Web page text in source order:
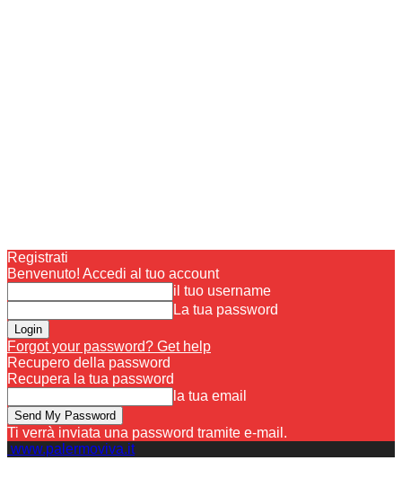
Registrati
Benvenuto! Accedi al tuo account
il tuo username
La tua password
Forgot your password? Get help
Recupero della password
Recupera la tua password
la tua email
Ti verrà inviata una password tramite e-mail.
www.palermoviva.it